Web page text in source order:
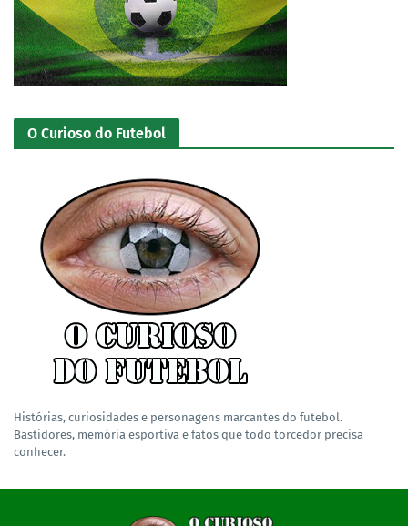
O Curioso do Futebol
Histórias, curiosidades e personagens marcantes do futebol.
Bastidores, memória esportiva e fatos que todo torcedor precisa
conhecer.